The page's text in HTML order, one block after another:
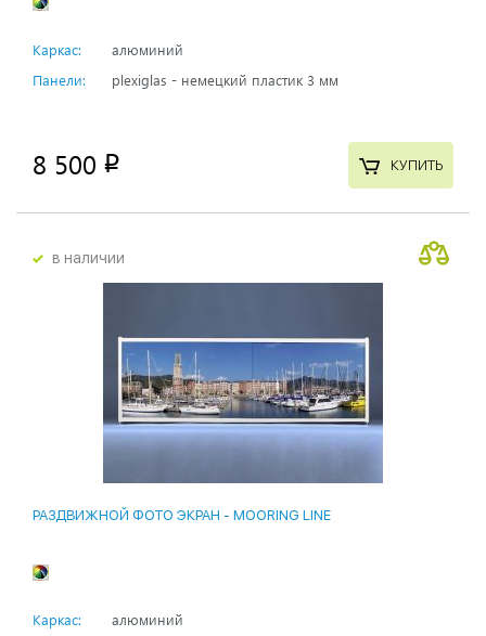
Каркас:
алюминий
Панели:
plexiglas - немецкий пластик 3 мм
8 500 p КУПИТЬ
в наличии
РАЗДВИЖНОЙ ФОТО ЭКРАН - MOORING LINE
Каркас: алюминий